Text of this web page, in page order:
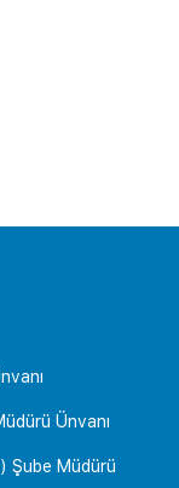
Ünvanı
Şube Müdürü